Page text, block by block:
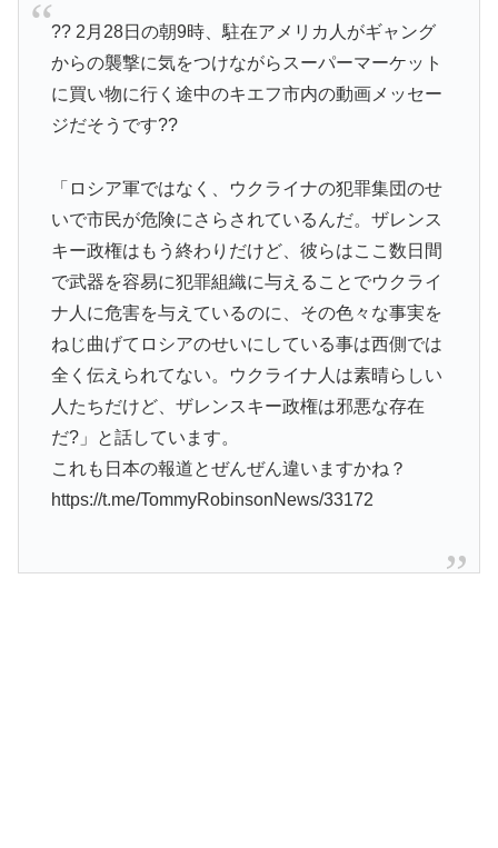
?? 2月28日の朝9時、駐在アメリカ人がギャング
からの襲撃に気をつけながらスーパーマーケット
に買い物に行く途中のキエフ市内の動画メッセー
ジだそうです??
「ロシア軍ではなく、ウクライナの犯罪集団のせ
いで市民が危険にさらされているんだ。ザレンス
キー政権はもう終わりだけど、彼らはここ数日間
で武器を容易に犯罪組織に与えることでウクライ
ナ人に危害を与えているのに、その色々な事実を
ねじ曲げてロシアのせいにしている事は西側では
全く伝えられてない。ウクライナ人は素晴らしい
人たちだけど、ザレンスキー政権は邪悪な存在
だ?」と話しています。
これも日本の報道とぜんぜん違いますかね？
https://t.me/TommyRobinsonNews/33172